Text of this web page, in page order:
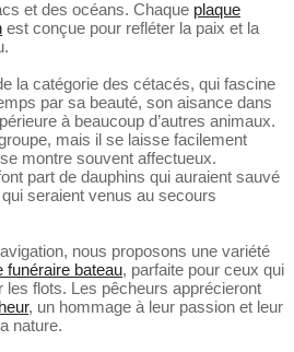
et des océans. Chaque plaque
est conçue pour refléter la paix et la
la catégorie des cétacés, qui fascine
par sa beauté, son aisance dans
à beaucoup d’autres animaux.
mais il se laisse facilement
montre souvent affectueux.
part de dauphins qui auraient sauvé
seraient venus au secours
nous proposons une variété
funéraire bateau, parfaite pour ceux qui
les flots. Les pêcheurs apprécieront
, un hommage à leur passion et leur
nature.